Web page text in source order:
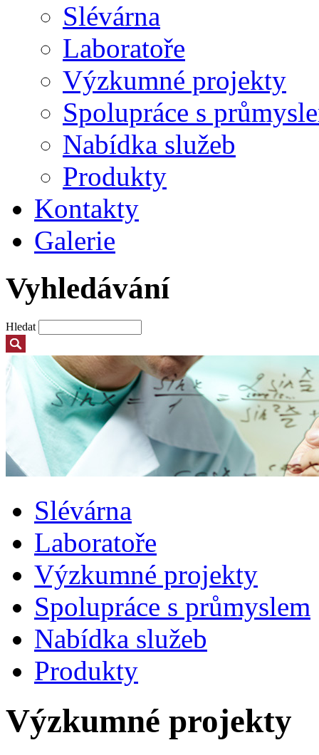
Slévárna
Laboratoře
Výzkumné projekty
Spolupráce s
Nabídka služeb
Produkty
Kontakty
Galerie
Vyhledávání
Hledat
Slévárna
Laboratoře
Výzkumné projekty
Spolupráce s průmyslem
Nabídka služeb
Produkty
Výzkumné projekty